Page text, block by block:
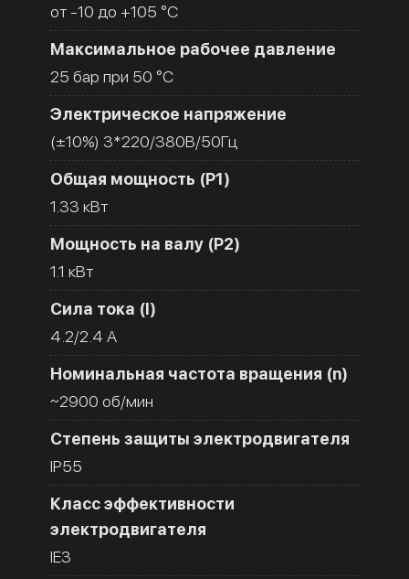
от -10 до +105 °C
Максимальное рабочее давление
25 бар при 50 °C
Электрическое напряжение
(±10%) 3*220/380В/50Гц
Общая мощность (Р1)
1.33 кВт
Мощность на валу (Р2)
1.1 кВт
Сила тока (I)
4.2/2.4 A
Номинальная частота вращения (n)
~2900 об/мин
Степень защиты электродвигателя
IP55
Класс эффективности
электродвигателя
IE3